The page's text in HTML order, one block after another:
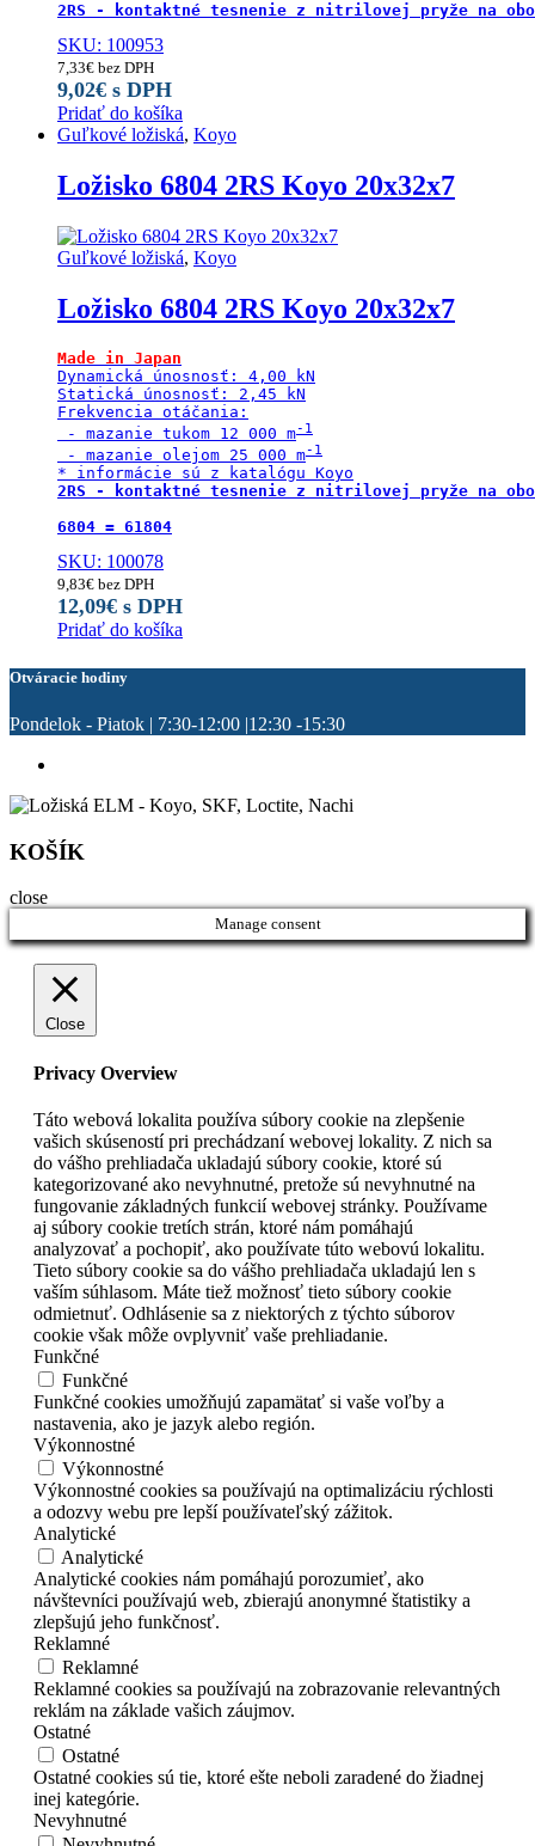
2RS - kontaktné tesnenie z nitrilovej pryže na
SKU: 100953
7,33€ bez DPH
9,02€ s DPH
Pridať do košíka
Guľkové ložiská, Koyo
Ložisko 6804 2RS Koyo 20x32x7
Guľkové ložiská, Koyo
Ložisko 6804 2RS Koyo 20x32x7
Made in Japan
Dynamická únosnosť: 4,00 kN
Statická únosnosť: 2,45 kN
Frekvencia otáčania:
- mazanie tukom 12 000 m
- mazanie olejom 25 000 m
2RS - kontaktné tesnenie z nitrilovej pryže na
6804 = 61804
SKU: 100078
9,83€ bez DPH
12,09€ s DPH
Pridať do košíka
Otváracie hodiny
Pondelok - Piatok | 7:30-12:00 |12:30 -15:30
KOŠÍK
close
Manage consent
Close
Privacy Overview
Táto webová lokalita používa súbory cookie na zlepšenie
vašich skúseností pri prechádzaní webovej lokality. Z nich sa
do vášho prehliadača ukladajú súbory cookie, ktoré sú
kategorizované ako nevyhnutné, pretože sú nevyhnutné na
fungovanie základných funkcií webovej stránky. Používame
aj súbory cookie tretích strán, ktoré nám pomáhajú
analyzovať a pochopiť, ako používate túto webovú lokalitu.
Tieto súbory cookie sa do vášho prehliadača ukladajú len s
vaším súhlasom. Máte tiež možnosť tieto súbory cookie
odmietnuť. Odhlásenie sa z niektorých z týchto súborov
cookie však môže ovplyvniť vaše prehliadanie.
Funkčné
Funkčné
Funkčné cookies umožňujú zapamätať si vaše voľby a
nastavenia, ako je jazyk alebo región.
Výkonnostné
Výkonnostné
Výkonnostné cookies sa používajú na optimalizáciu rýchlosti
a odozvy webu pre lepší používateľský zážitok.
Analytické
Analytické
Analytické cookies nám pomáhajú porozumieť, ako
návštevníci používajú web, zbierajú anonymné štatistiky a
zlepšujú jeho funkčnosť.
Reklamné
Reklamné
Reklamné cookies sa používajú na zobrazovanie relevantných
reklám na základe vašich záujmov.
Ostatné
Ostatné
Ostatné cookies sú tie, ktoré ešte neboli zaradené do žiadnej
inej kategórie.
Nevyhnutné